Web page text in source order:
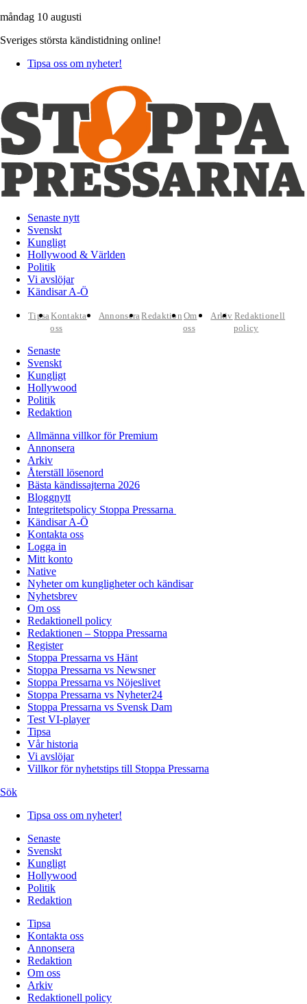
måndag 10 augusti
Sveriges största kändistidning online!
Tipsa oss om nyheter!
Senaste nytt
Svenskt
Kungligt
Hollywood & Världen
Politik
Vi avslöjar
Kändisar A-Ö
TipsaKontakta
oss
AnnonseraRedaktion Om
oss
Arkiv Redaktionell
policy
Senaste
Svenskt
Kungligt
Hollywood
Politik
Redaktion
Allmänna villkor för Premium
Annonsera
Arkiv
Återställ lösenord
Bästa kändissajterna 2026
Bloggnytt
Integritetspolicy Stoppa Pressarna
Kändisar A-Ö
Kontakta oss
Logga in
Mitt konto
Native
Nyheter om kungligheter och kändisar
Nyhetsbrev
Om oss
Redaktionell policy
Redaktionen – Stoppa Pressarna
Register
Stoppa Pressarna vs Hänt
Stoppa Pressarna vs Newsner
Stoppa Pressarna vs Nöjeslivet
Stoppa Pressarna vs Nyheter24
Stoppa Pressarna vs Svensk Dam
Test VI-player
Tipsa
Vår historia
Vi avslöjar
Villkor för nyhetstips till Stoppa Pressarna
Sök
Tipsa oss om nyheter!
Senaste
Svenskt
Kungligt
Hollywood
Politik
Redaktion
Tipsa
Kontakta oss
Annonsera
Redaktion
Om oss
Arkiv
Redaktionell policy